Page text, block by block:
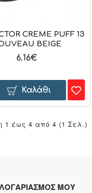
CREME PUFF 13
BEIGE
6.16€
Καλάθι
1 έως 4 από 4 (1 Σελ.)
ΜΟΥ